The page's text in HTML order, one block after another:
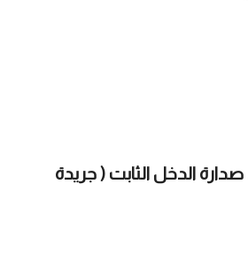
الدخل الثابت ( جريدة